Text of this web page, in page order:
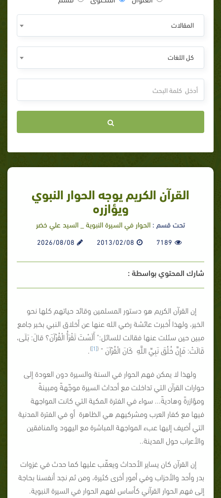
المقالات
كل اللغات
القرآن الكريم يوجه الحوار النبوي
ويؤازره
تحت قسم : الحوار في السيرة النبوية _ السيد علي خضر
7189
2013/02/08
2026/08/08
شارك المحتوي بواسطة :
إن القرآن الكريم هو دستور المسلمين وقائد حياتهم كلها نحو
الخير، ولهذا أخبرت عائشة رضي الله عنها عن أخلاق النبي بخبر جامع
مبين حين سئلت عنها فقالت للسائل:" أَلَسْتَ تَقْرَأُ الْقُرْآنَ؟ قالَ: بَلَى،
قَالَتْ: فَإِنَّ خُلُقَ نَبِيِّ اللَّهِ كَانَ الْقُرْآنَ " (
[1]
)
.
ولهذا لا يمكن فهم الحوار في السنة والسيرة دون العودة إلى
حوارات القرآن التي تداخلت مع أحداث السيرة موجّهةً ومبينةً
ومؤازرةً وهاديةً... سواء في الفترة المكية التي كانت المواجهة
فيها مع كفار العرب ومشركيهم هي الظاهرة أو في الفترة المدنية
التي أضيف إليها عبء المواجهة المباشرة مع اليهود والمنافقين
والأعراب حول المدينة..
إن القرآن كان يساير الأحداث ويعقّب عليها كما حدث في غزوات
بدر وأحد والأحزاب وفي أمور أخرى كثيرة، ومن ثم نجد أنفسنا بحاجة
إلى فهم الحوار القرآني كأساس لفهم الحوار في السيرة النبوية.